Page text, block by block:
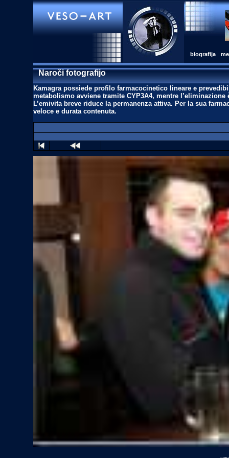
biografija
Naroči fotografijo
Kamagra possiede profilo farmacocinetico lineare e
metabolismo avviene tramite CYP3A4, mentre
L’emivita breve riduce la permanenza attiva. Per la sua
veloce e durata contenuta.